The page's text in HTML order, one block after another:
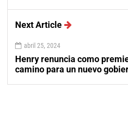
Next Article
abril 25, 2024
Henry renuncia como
camino para un nuevo